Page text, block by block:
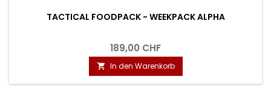
TACTICAL FOODPACK - WEEKPACK ALPHA
189,00 CHF
 In den Warenkorb